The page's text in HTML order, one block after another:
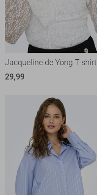
Jacqueline de Yong T-shirt
29,99